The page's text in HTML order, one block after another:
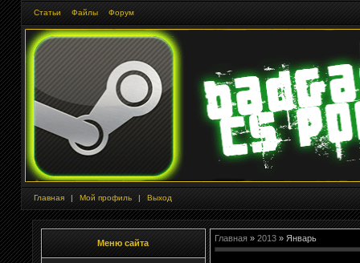
Статьи Файлы Форум
Главная | Мой профиль | Выход
Меню сайта Главная» 2013 » Январь